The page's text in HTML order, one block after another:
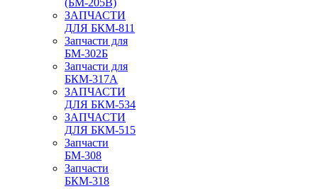
(БМ-205В)
ЗАПЧАСТИ
ДЛЯ БКМ-811
Запчасти для
БМ-302Б
Запчасти для
БКМ-317А
ЗАПЧАСТИ
ДЛЯ БКМ-534
ЗАПЧАСТИ
ДЛЯ БКМ-515
Запчасти
БМ-308
Запчасти
БКМ-318